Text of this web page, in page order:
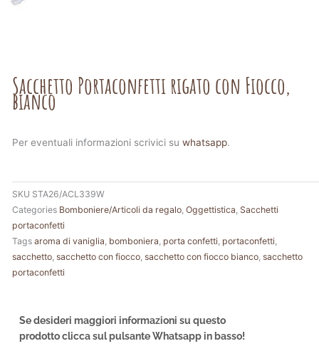
Sacchetto Portaconfetti rigato con Fiocco,
bianco
Per eventuali informazioni scrivici su whatsapp.
SKU STA26/ACL339W
Categories Bomboniere/Articoli da regalo Oggettistica Sacchetti
portaconfetti
Tags aroma di vaniglia bomboniera porta confetti portaconfetti
sacchetto sacchetto con fiocco sacchetto con fiocco bianco sacchetto
portaconfetti
Se desideri maggiori informazioni su questo
prodotto clicca sul pulsante Whatsapp in basso!